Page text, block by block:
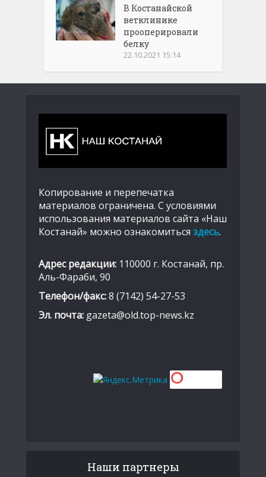
В Костанайской
ветклинике
прооперировали
белку
22.10.2021 15:14
Копирование и перепечатка
материалов ограничена. С условиями
использования материалов сайта «Наш
Костанай» можно ознакомиться здесь.
Адрес редакции: 110000 г. Костанай, пр.
Аль-Фараби, 90
Телефон/факс:8 (7142) 54-27-53
Эл. почта: gazeta@old.top-news.kz
Наши партнеры